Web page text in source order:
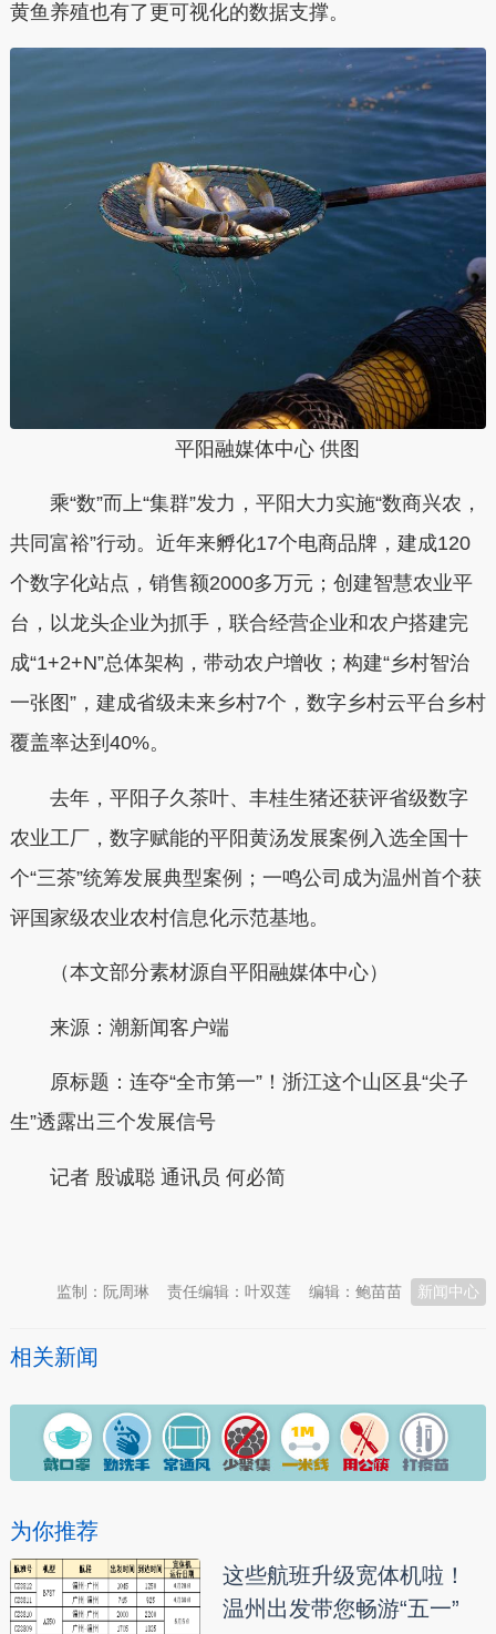
黄鱼养殖也有了更可视化的数据支撑。
平阳融媒体中心 供图
乘“数”而上“集群”发力，平阳大力实施“数商兴农，
共同富裕”行动。近年来孵化17个电商品牌，建成120
个数字化站点，销售额2000多万元；创建智慧农业平
台，以龙头企业为抓手，联合经营企业和农户搭建完
成“1+2+N”总体架构，带动农户增收；构建“乡村智治
一张图”，建成省级未来乡村7个，数字乡村云平台乡村
覆盖率达到40%。
去年，平阳子久茶叶、丰桂生猪还获评省级数字
农业工厂，数字赋能的平阳黄汤发展案例入选全国十
个“三茶”统筹发展典型案例；一鸣公司成为温州首个获
评国家级农业农村信息化示范基地。
（本文部分素材源自平阳融媒体中心）
来源：潮新闻客户端
原标题：连夺“全市第一”！浙江这个山区县“尖子
生”透露出三个发展信号
记者 殷诚聪 通讯员 何必简
新闻中心
编辑：鲍苗苗
责任编辑：叶双莲
监制：阮周琳
相关新闻
为你推荐
这些航班升级宽体机啦！
温州出发带您畅游“五一”